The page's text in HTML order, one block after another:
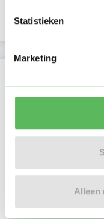
Statistieken
Marketing
Alleen
Google is